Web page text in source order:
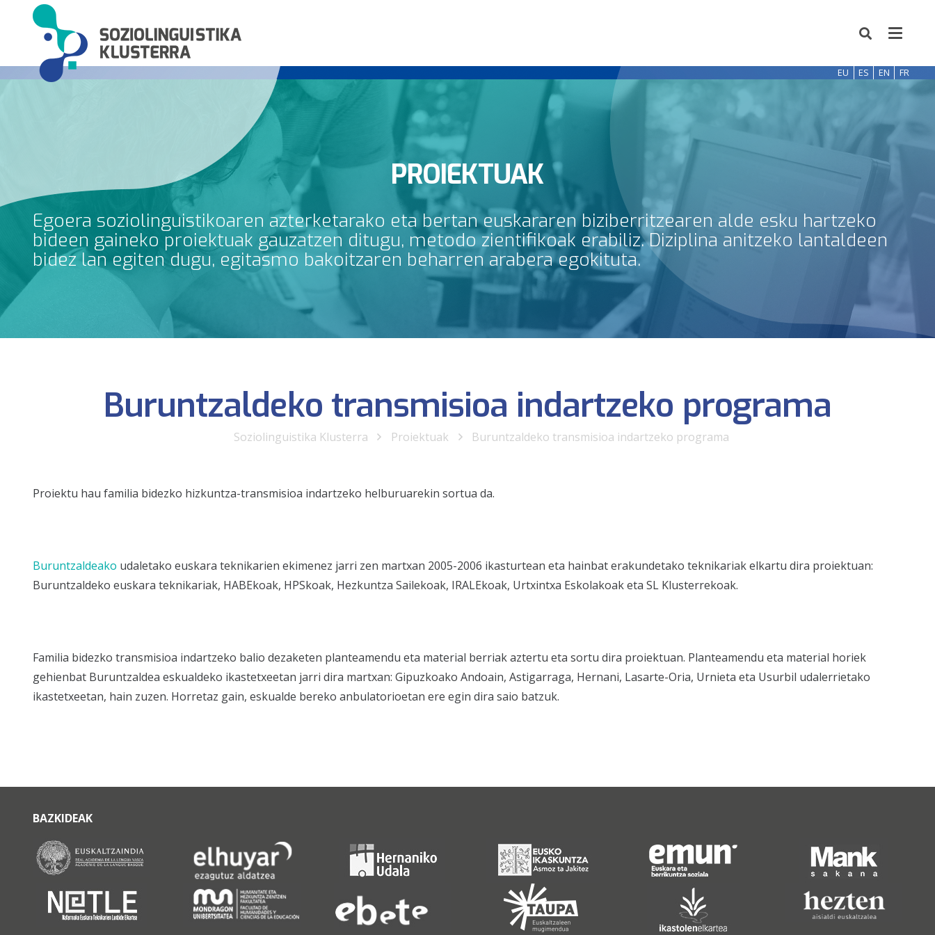
EU ES EN FR
PROIEKTUAK
Egoera soziolinguistikoaren azterketarako eta bertan euskararen biziberritzearen alde esku hartzeko
bideen gaineko proiektuak gauzatzen ditugu, metodo zientifikoak erabiliz. Diziplina anitzeko lantaldeen
bidez lan egiten dugu, egitasmo bakoitzaren beharren arabera egokituta.
Buruntzaldeko transmisioa indartzeko programa
Soziolinguistika Klusterra Proiektuak Buruntzaldeko transmisioa indartzeko programa
Proiektu hau familia bidezko hizkuntza-transmisioa indartzeko helburuarekin sortua da.
Buruntzaldeako udaletako euskara teknikarien ekimenez jarri zen martxan 2005-2006 ikasturtean eta hainbat erakundetako teknikariak elkartu dira proiektuan:
Buruntzaldeko euskara teknikariak, HABEkoak, HPSkoak, Hezkuntza Sailekoak, IRALEkoak, Urtxintxa Eskolakoak eta SL Klusterrekoak.
Familia bidezko transmisioa indartzeko balio dezaketen planteamendu eta material berriak aztertu eta sortu dira proiektuan. Planteamendu eta material horiek
gehienbat Buruntzaldea eskualdeko ikastetxeetan jarri dira martxan: Gipuzkoako Andoain, Astigarraga, Hernani, Lasarte-Oria, Urnieta eta Usurbil udalerrietako
ikastetxeetan, hain zuzen. Horretaz gain, eskualde bereko anbulatorioetan ere egin dira saio batzuk.
BAZKIDEAK